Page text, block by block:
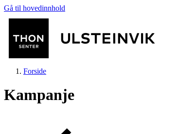
Gå til hovedinnhold
Forside
Kampanje